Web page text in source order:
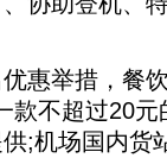
举措，餐饮
款不超过20
;机场国内货